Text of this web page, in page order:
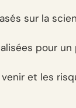
sur la
pour
et les